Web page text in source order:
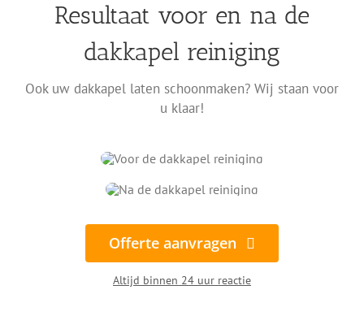
Resultaat voor en na de
dakkapel reiniging
Ook uw dakkapel laten schoonmaken? Wij staan voor
u klaar!
Offerte aanvragen
Altijd binnen 24 uur reactie